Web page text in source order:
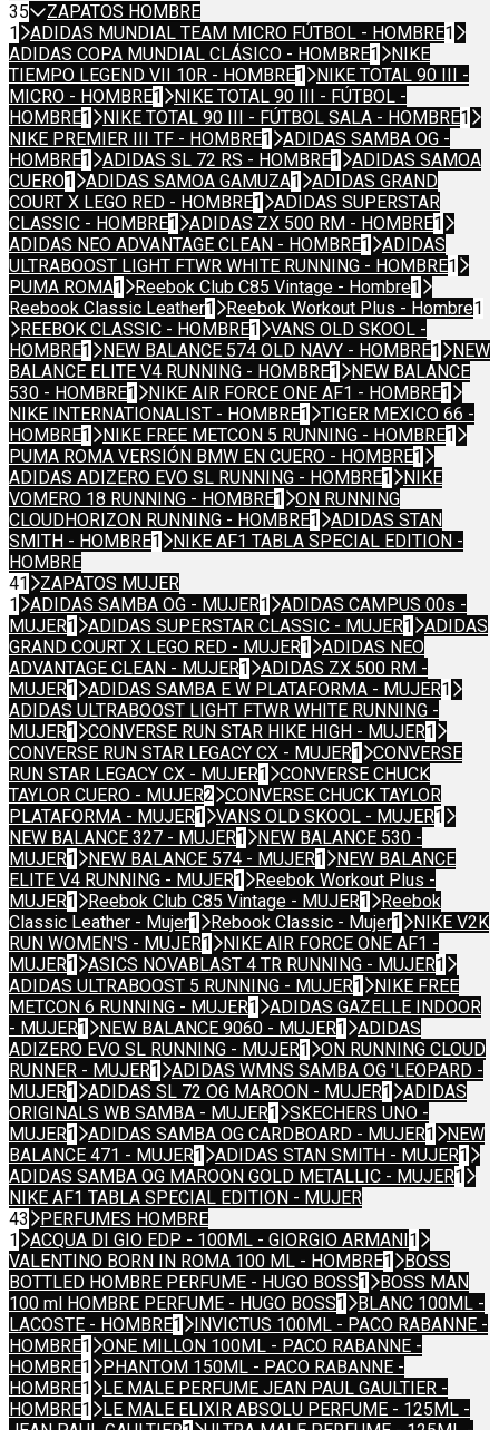
35
ZAPATOS HOMBRE
1
ADIDAS MUNDIAL TEAM MICRO FÚTBOL - HOMBRE1
ADIDAS COPA MUNDIAL CLÁSICO - HOMBRE1
NIKE
TIEMPO LEGEND VII 10R - HOMBRE1
NIKE TOTAL 90 III -
MICRO - HOMBRE1
NIKE TOTAL 90 III - FÚTBOL -
HOMBRE1 NIKE TOTAL 90 III - FÚTBOL SALA - HOMBRE1
NIKE PREMIER III TF - HOMBRE1
ADIDAS SAMBA OG -
HOMBRE1 ADIDAS SL 72 RS - HOMBRE1
ADIDAS SAMOA
CUERO1 ADIDAS SAMOA GAMUZA1
ADIDAS GRAND
COURT X LEGO RED - HOMBRE1
ADIDAS SUPERSTAR
CLASSIC - HOMBRE1 ADIDAS ZX 500 RM - HOMBRE1
ADIDAS NEO ADVANTAGE CLEAN - HOMBRE1
ADIDAS
ULTRABOOST LIGHT FTWR WHITE RUNNING - HOMBRE1
PUMA ROMA1 Reebok Club C85 Vintage - Hombre1
Reebook Classic Leather1 Reebok Workout Plus - Hombre1
REEBOK CLASSIC - HOMBRE1
VANS OLD SKOOL -
HOMBRE1 NEW BALANCE 574 OLD NAVY - HOMBRE1
NEW
BALANCE ELITE V4 RUNNING - HOMBRE1
NEW BALANCE
530 - HOMBRE1 NIKE AIR FORCE ONE AF1 - HOMBRE1
NIKE INTERNATIONALIST - HOMBRE1
TIGER MEXICO 66 -
HOMBRE1 NIKE FREE METCON 5 RUNNING - HOMBRE1
PUMA ROMA VERSIÓN BMW EN CUERO - HOMBRE1
ADIDAS ADIZERO EVO SL RUNNING - HOMBRE1
NIKE
VOMERO 18 RUNNING - HOMBRE1
ON RUNNING
CLOUDHORIZON RUNNING - HOMBRE1
ADIDAS STAN
SMITH - HOMBRE1
NIKE AF1 TABLA SPECIAL EDITION -
HOMBRE
41
ZAPATOS MUJER
1
ADIDAS SAMBA OG - MUJER1
ADIDAS CAMPUS 00s -
MUJER1 ADIDAS SUPERSTAR CLASSIC - MUJER1
ADIDAS
GRAND COURT X LEGO RED - MUJER1
ADIDAS NEO
ADVANTAGE CLEAN - MUJER1
ADIDAS ZX 500 RM -
MUJER1 ADIDAS SAMBA E W PLATAFORMA - MUJER1
ADIDAS ULTRABOOST LIGHT FTWR WHITE RUNNING -
MUJER1 CONVERSE RUN STAR HIKE HIGH - MUJER1
CONVERSE RUN STAR LEGACY CX - MUJER1
CONVERSE
RUN STAR LEGACY CX - MUJER1
CONVERSE CHUCK
TAYLOR CUERO - MUJER2 CONVERSE CHUCK TAYLOR
PLATAFORMA - MUJER1 VANS OLD SKOOL - MUJER1
NEW BALANCE 327 - MUJER1
NEW BALANCE 530 -
MUJER1 NEW BALANCE 574 - MUJER1
NEW BALANCE
ELITE V4 RUNNING - MUJER1
Reebok Workout Plus -
MUJER1 Reebok Club C85 Vintage - MUJER1
Reebok
Classic Leather - Mujer1 Rebook Classic - Mujer1
NIKE V2K
RUN WOMEN'S - MUJER1
NIKE AIR FORCE ONE AF1 -
MUJER1 ASICS NOVABLAST 4 TR RUNNING - MUJER1
ADIDAS ULTRABOOST 5 RUNNING - MUJER1
NIKE FREE
METCON 6 RUNNING - MUJER1
ADIDAS GAZELLE INDOOR
- MUJER1 NEW BALANCE 9060 - MUJER1
ADIDAS
ADIZERO EVO SL RUNNING - MUJER1
ON RUNNING CLOUD
RUNNER - MUJER1
ADIDAS WMNS SAMBA OG 'LEOPARD -
MUJER1 ADIDAS SL 72 OG MAROON - MUJER1
ADIDAS
ORIGINALS WB SAMBA - MUJER1
SKECHERS UNO -
MUJER1 ADIDAS SAMBA OG CARDBOARD - MUJER1
NEW
BALANCE 471 - MUJER1 ADIDAS STAN SMITH - MUJER1
ADIDAS SAMBA OG MAROON GOLD METALLIC - MUJER1
NIKE AF1 TABLA SPECIAL EDITION - MUJER
43
PERFUMES HOMBRE
1
ACQUA DI GIO EDP - 100ML - GIORGIO ARMANI 1
VALENTINO BORN IN ROMA 100 ML - HOMBRE1
BOSS
BOTTLED HOMBRE PERFUME - HUGO BOSS1
BOSS MAN
100 ml HOMBRE PERFUME - HUGO BOSS1
BLANC 100ML -
LACOSTE - HOMBRE1
INVICTUS 100ML - PACO RABANNE -
HOMBRE1
ONE MILLON 100ML - PACO RABANNE -
HOMBRE1
PHANTOM 150ML - PACO RABANNE -
HOMBRE1
LE MALE PERFUME JEAN PAUL GAULTIER -
HOMBRE1
LE MALE ELIXIR ABSOLU PERFUME - 125ML -